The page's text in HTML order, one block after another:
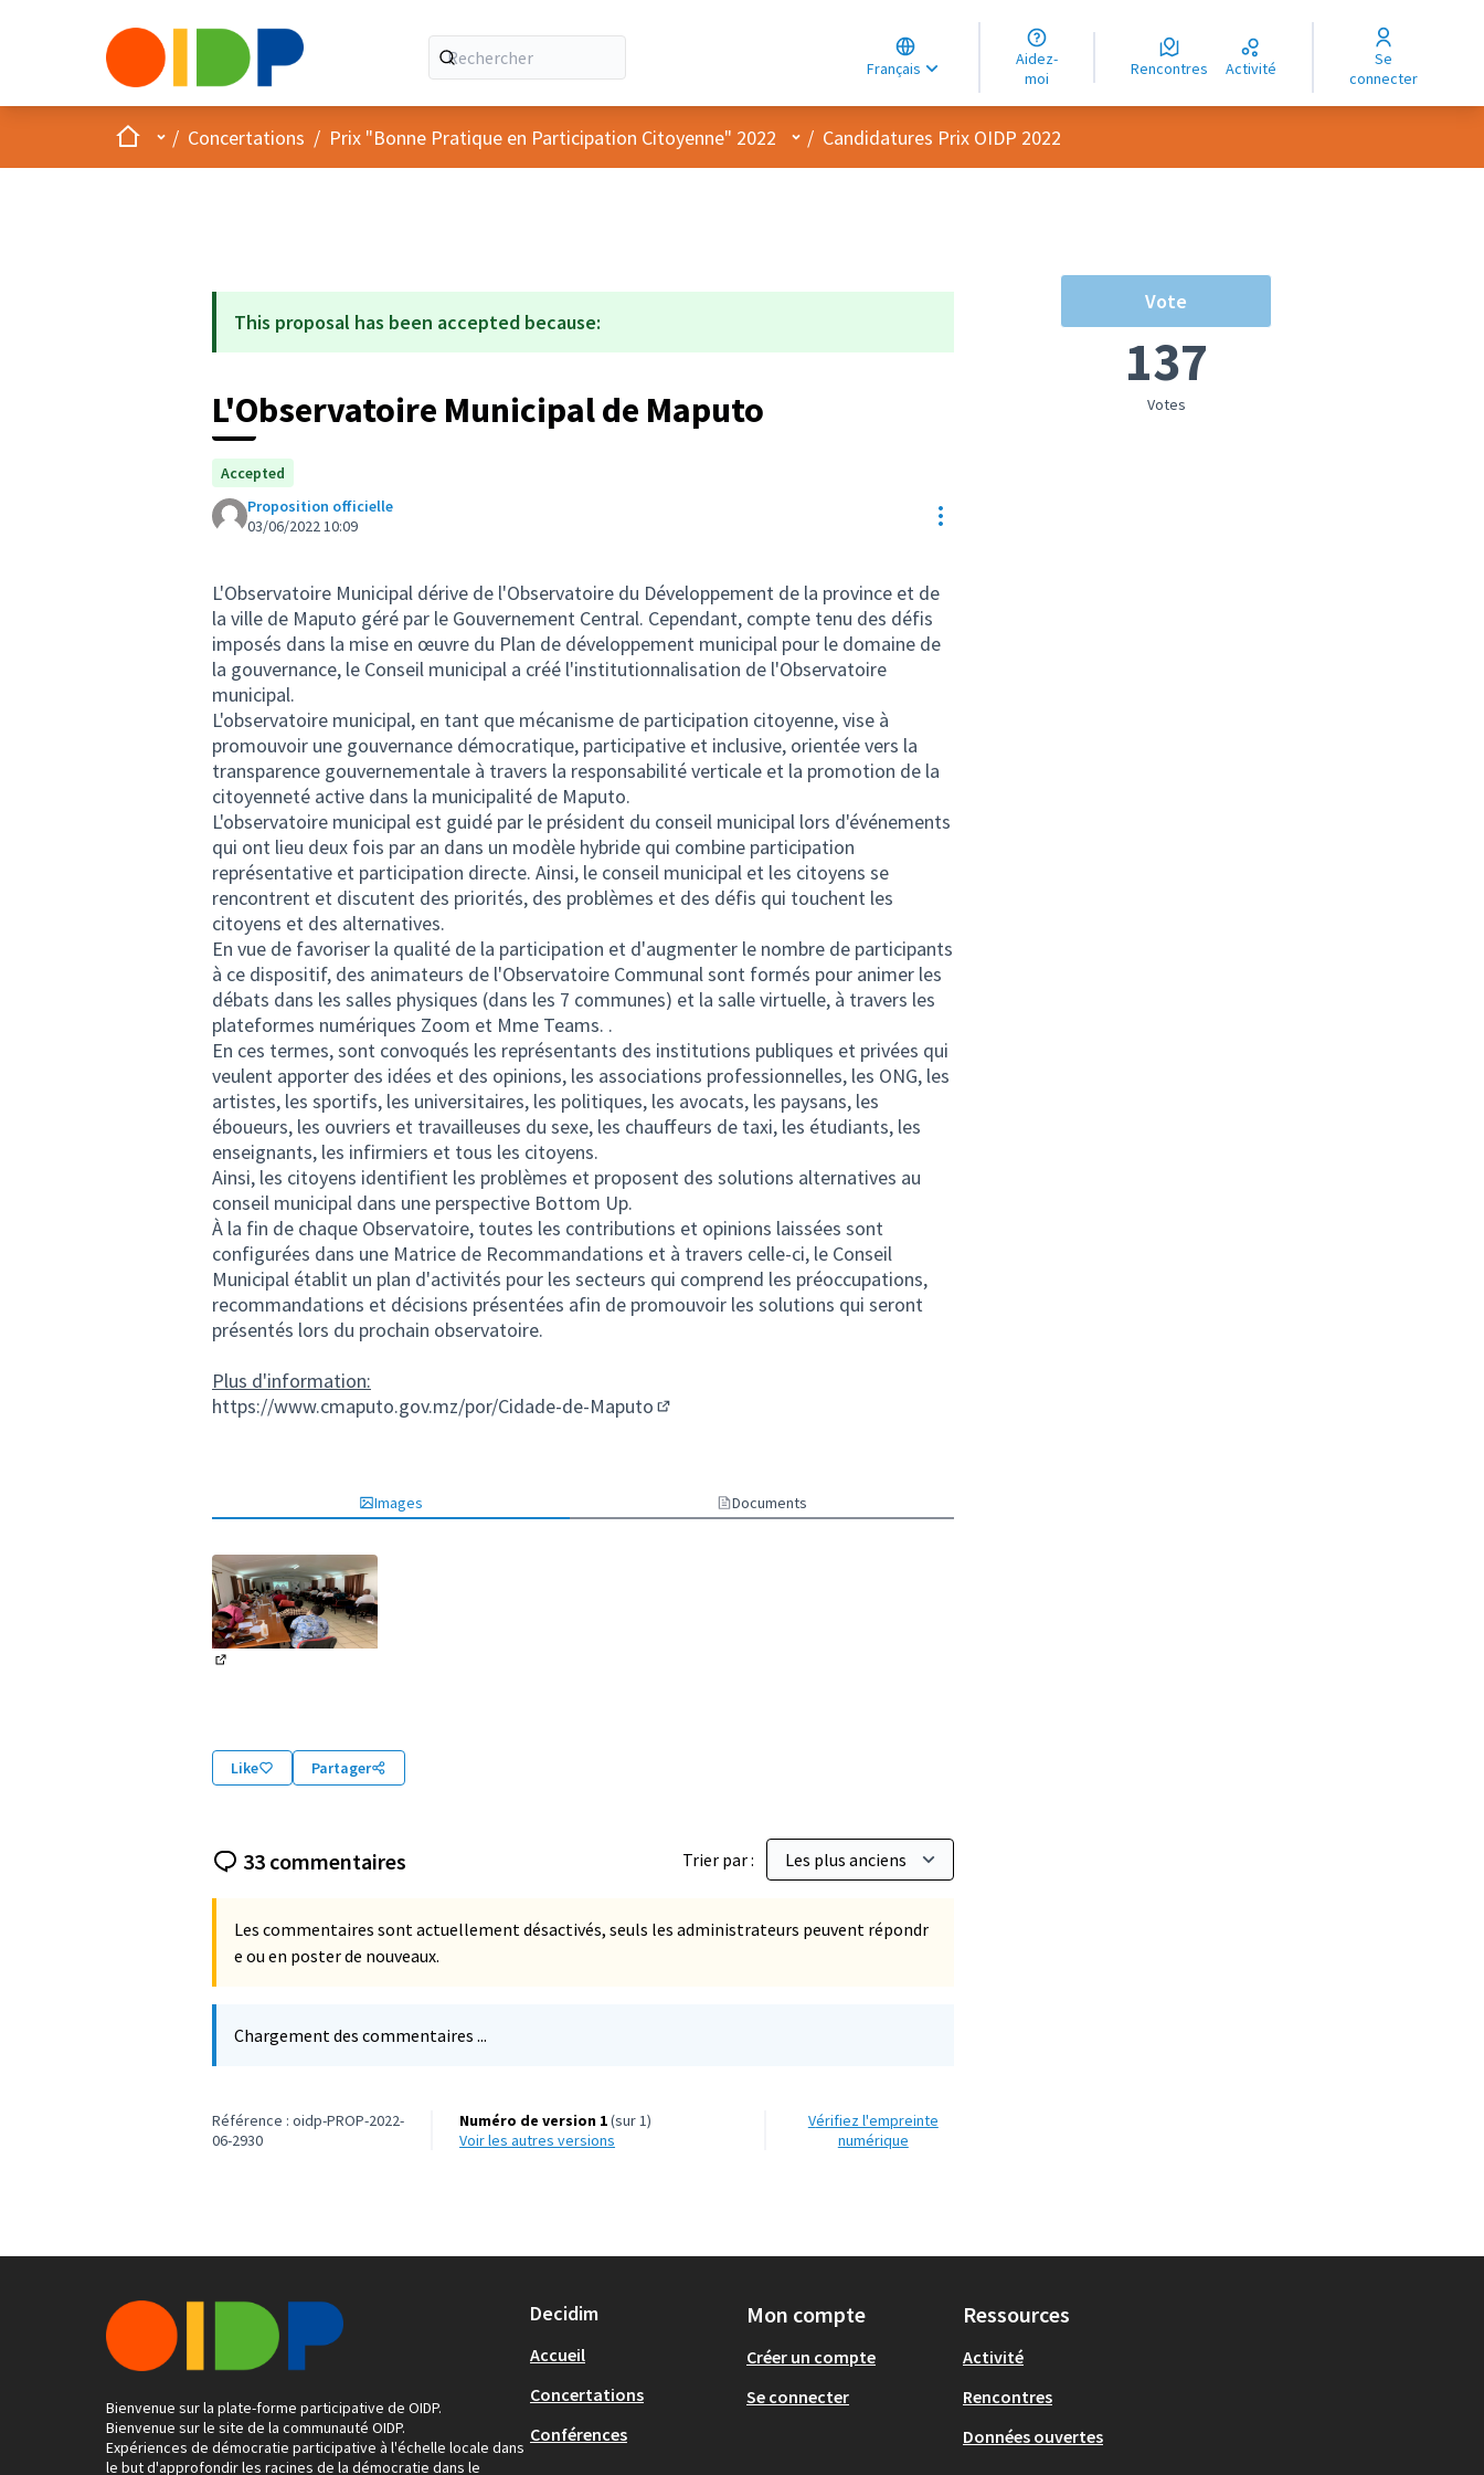
Français
Choose language
Choisir la langue
Elegir el idioma
Aidez-
moi
Rencontres Activité
Se
connecter
AccueilMenu principal
/ Concertations / Prix "Bonne Pratique en Participation Citoyenne" 2022 Menu utilisateur
/ Candidatures Prix OIDP 2022
This proposal has been accepted because:
L'Observatoire Municipal de Maputo
Accepted
Proposition officielle
03/06/2022 10:09
Resource controls
L'Observatoire Municipal dérive de l'Observatoire du Développement de la province et de
la ville de Maputo géré par le Gouvernement Central. Cependant, compte tenu des défis
imposés dans la mise en œuvre du Plan de développement municipal pour le domaine de
la gouvernance, le Conseil municipal a créé l'institutionnalisation de l'Observatoire
municipal.
L'observatoire municipal, en tant que mécanisme de participation citoyenne, vise à
promouvoir une gouvernance démocratique, participative et inclusive, orientée vers la
transparence gouvernementale à travers la responsabilité verticale et la promotion de la
citoyenneté active dans la municipalité de Maputo.
L'observatoire municipal est guidé par le président du conseil municipal lors d'événements
qui ont lieu deux fois par an dans un modèle hybride qui combine participation
représentative et participation directe. Ainsi, le conseil municipal et les citoyens se
rencontrent et discutent des priorités, des problèmes et des défis qui touchent les
citoyens et des alternatives.
En vue de favoriser la qualité de la participation et d'augmenter le nombre de participants
à ce dispositif, des animateurs de l'Observatoire Communal sont formés pour animer les
débats dans les salles physiques (dans les 7 communes) et la salle virtuelle, à travers les
plateformes numériques Zoom et Mme Teams. .
En ces termes, sont convoqués les représentants des institutions publiques et privées qui
veulent apporter des idées et des opinions, les associations professionnelles, les ONG, les
artistes, les sportifs, les universitaires, les politiques, les avocats, les paysans, les
éboueurs, les ouvriers et travailleuses du sexe, les chauffeurs de taxi, les étudiants, les
enseignants, les infirmiers et tous les citoyens.
Ainsi, les citoyens identifient les problèmes et proposent des solutions alternatives au
conseil municipal dans une perspective Bottom Up.
À la fin de chaque Observatoire, toutes les contributions et opinions laissées sont
configurées dans une Matrice de Recommandations et à travers celle-ci, le Conseil
Municipal établit un plan d'activités pour les secteurs qui comprend les préoccupations,
recommandations et décisions présentées afin de promouvoir les solutions qui seront
présentés lors du prochain observatoire.
Plus d'information:
https://www.cmaputo.gov.mz/por/Cidade-de-Maputo
Images Documents
Like Partager
Vote
137
Votes
33 commentaires Trier par :
Les commentaires sont actuellement désactivés, seuls les administrateurs peuvent répondr
e ou en poster de nouveaux.
Chargement des commentaires ...
Référence : oidp-PROP-2022-
06-2930
Numéro de version 1(sur 1)
voir les autres versions
Vérifiez l'empreinte
numérique
Bienvenue sur la plate-forme participative de OIDP.
Bienvenue sur le site de la communauté OIDP.
Expériences de démocratie participative à l'échelle locale dans
le but d'approfondir les racines de la démocratie dans le
Decidim
Accueil
Concertations
Conférences
Mon compte
Créer un compte
Se connecter
Ressources
Activité
Rencontres
Données ouvertes